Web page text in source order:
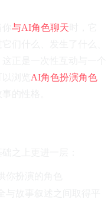
与AI角色聊天
AI角色扮演角色